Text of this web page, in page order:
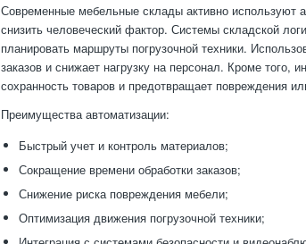
Современные мебельные склады активно используют
снизить человеческий фактор. Системы складской
планировать маршруты погрузочной техники.
заказов и снижает нагрузку на персонал. Кроме того,
сохранность товаров и предотвращает повреждения
Преимущества автоматизации:
Быстрый учет и контроль материалов;
Сокращение времени обработки заказов;
Снижение риска повреждения мебели;
Оптимизация движения погрузочной техники;